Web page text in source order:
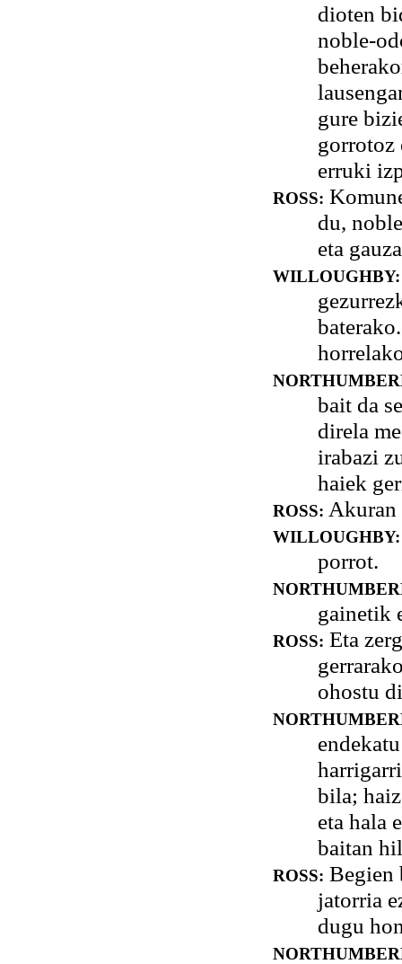
dioten
noble-
gure
gorrotoz
erruki
ROSS:
du,
eta
WILLOUGHBY:
bait da
direla
irabazi
haiek
ROSS: Akuran
WILLOUGHBY:
porrot.
gainetik
ROSS: Eta
ohostu
bila;
eta hala
baitan
ROSS: Begien
jatorria
dugu